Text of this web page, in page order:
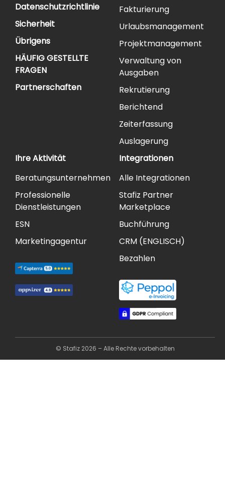
Datenschutzrichtlinie
Sicherheit
Übrigens
HÄUFIG GESTELLTE
FRAGEN
Partnerschaften
Fakturierung
Urlaubsmanagement
Projektmanagement
Verwaltung von
Ausgaben
Rekrutierung
Berichtend
Zeiterfassung
Auslagerung
Ihre Aktivität
Beratungsunternehmen
Professionelle
Dienstleistungen
ESN
Marketingagentur
Integrationen
Alle Integrationen
Stafiz Partner
Marketplace
Buchführung
CRM (ENGLISCH)
Bezahlen
© Stafiz 2026 – Alle Rechte vorbehalten